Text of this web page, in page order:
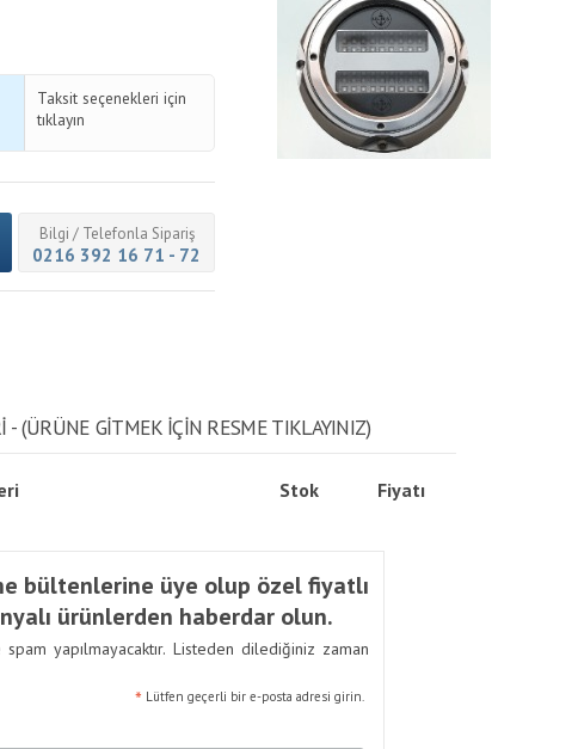
Taksit seçenekleri için
tıklayın
Bilgi / Telefonla Sipariş
0216 392 16 71 - 72
- (ÜRÜNE GITMEK IÇIN RESME TIKLAYINIZ)
Stok Fiyatı
bültenlerine üye olup özel fiyatlı
ürünlerden haberdar olun.
spam yapılmayacaktır. Listeden dilediğiniz zaman
* Lütfen geçerli bir e-posta adresi girin.